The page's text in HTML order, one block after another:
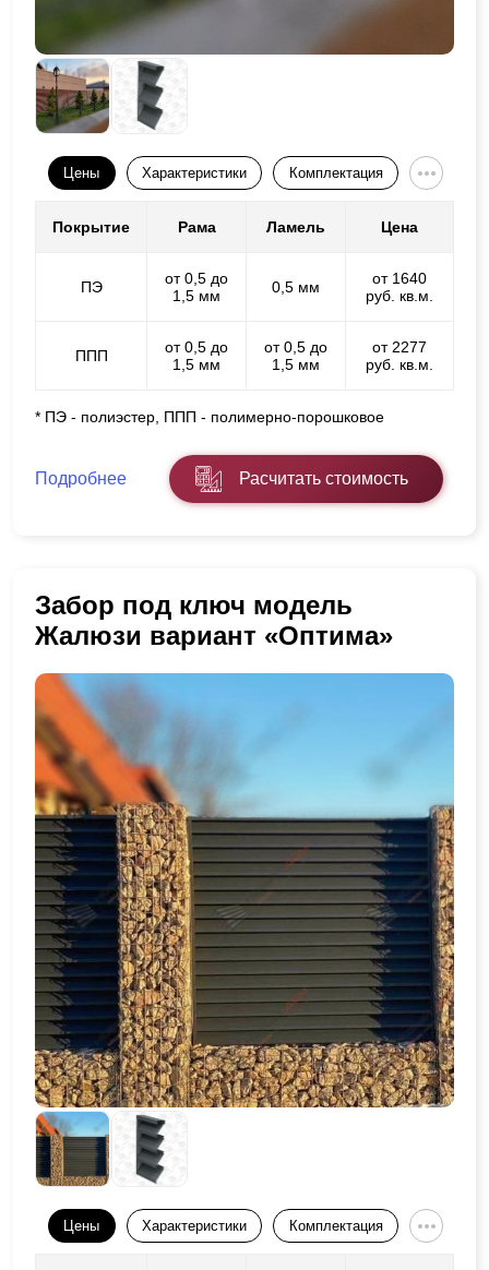
Цены Характеристики Комплектация
Покрытие Рама Ламель Цена
ПЭ
от 0,5 до
1,5 мм
0,5 мм
от 1640
руб. кв.м.
ППП
от 0,5 до
1,5 мм
от 0,5 до
1,5 мм
от 2277
руб. кв.м.
* ПЭ - полиэстер, ППП - полимерно-порошковое
Подробнее Расчитать стоимость
Забор под ключ модель
Жалюзи вариант «Оптима»
Цены Характеристики Комплектация